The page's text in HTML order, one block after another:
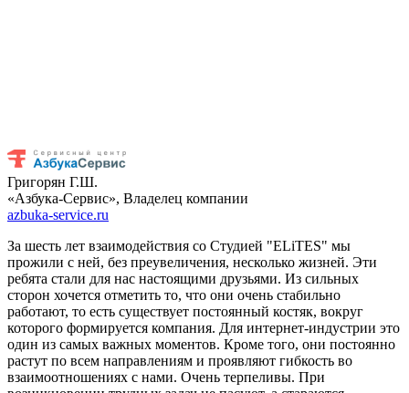
Григорян Г.Ш.
«Азбука-Сервис», Владелец компании
azbuka-service.ru
За шесть лет взаимодействия со Студией "ELiTES" мы
прожили с ней, без преувеличения, несколько жизней. Эти
ребята стали для нас настоящими друзьями. Из сильных
сторон хочется отметить то, что они очень стабильно
работают, то есть существует постоянный костяк, вокруг
которого формируется компания. Для интернет-индустрии это
один из самых важных моментов. Кроме того, они постоянно
растут по всем направлениям и проявляют гибкость во
взаимоотношениях с нами. Очень терпеливы. При